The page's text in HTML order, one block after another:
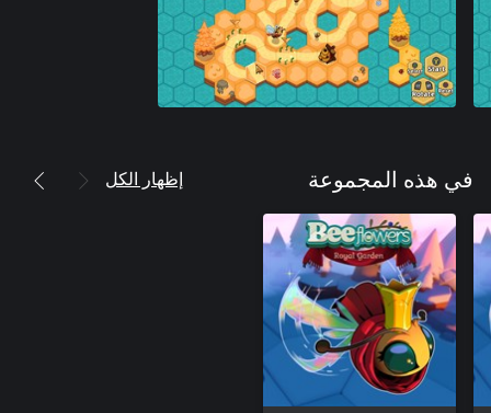
في هذه المجموعة إظهار الكل